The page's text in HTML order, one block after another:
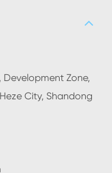
Development Zone,
City, Shandong